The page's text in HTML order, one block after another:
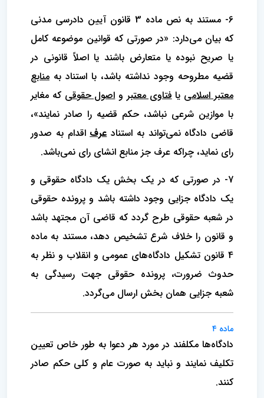
6- مستند به نص ماده 3 قانون آیین دادرسی مدنی
که بیان می‌دارد: «در صورتی که قوانین موضوعه کامل
یا صریح نبوده یا متعارض باشند یا اصلاً قانونی در
قضیه مطروحه وجود نداشته باشد، با استناد به منابع
معتبر اسلامی یافتاوی معتبر واصول حقوقی که مغایر
با موازین شرعی نباشد، حکم قضیه را صادر نمایند»،
قاضی دادگاه نمی‌تواند به استنادعرفاقدام به صدور
رای نماید، چراکه عرف جز منابع انشای رای نمی‌باشد.
7- در صورتی که در یک بخش یک دادگاه حقوقی و
یک دادگاه جزایی وجود داشته باشد و پرونده حقوقی
در شعبه حقوقی طرح گردد که قاضی آن مجتهد باشد
و قانون را خلاف شرع تشخیص دهد، مستند به ماده
4 قانون تشکیل دادگاه‌های عمومی و انقلاب و نظر به
حدوث ضرورت، پرونده حقوقی جهت رسیدگی به
شعبه جزایی همان بخش ارسال می‌گردد.
ماده ۴
دادگاه‌ها مکلفند در مورد هر دعوا به طور خاص تعیین
تکلیف نمایند و نباید به صورت عام و کلی حکم صادر
کنند.